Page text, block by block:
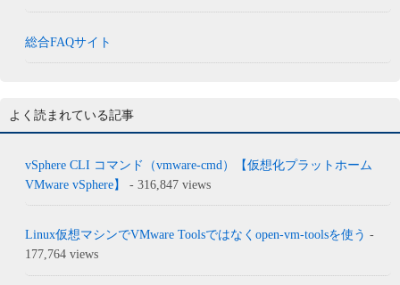
総合FAQサイト
よく読まれている記事
vSphere CLI コマンド（vmware-cmd）【仮想化プラットホーム
VMware vSphere】
- 316,847 views
Linux仮想マシンでVMware Toolsではなくopen-vm-toolsを使う -
177,764 views